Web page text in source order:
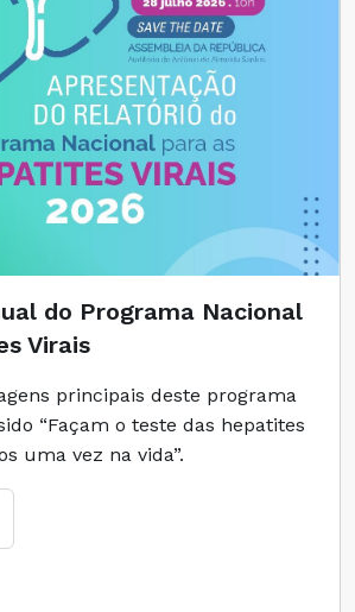
do Programa Nacional
Virais
principais deste programa
“Façam o teste das hepatites
uma vez na vida”.